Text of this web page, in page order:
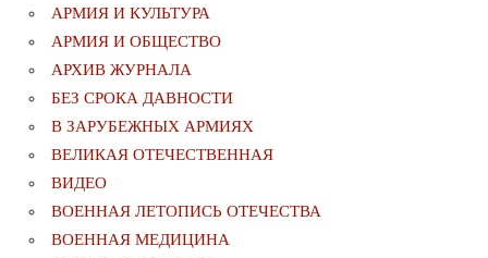
АРМИЯ И КУЛЬТУРА
АРМИЯ И ОБЩЕСТВО
АРХИВ ЖУРНАЛА
БЕЗ СРОКА ДАВНОСТИ
В ЗАРУБЕЖНЫХ АРМИЯХ
ВЕЛИКАЯ ОТЕЧЕСТВЕННАЯ
ВИДЕО
ВОЕННАЯ ЛЕТОПИСЬ ОТЕЧЕСТВА
ВОЕННАЯ МЕДИЦИНА